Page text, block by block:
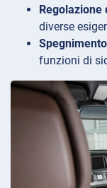
Regolazione
diverse
funzioni di